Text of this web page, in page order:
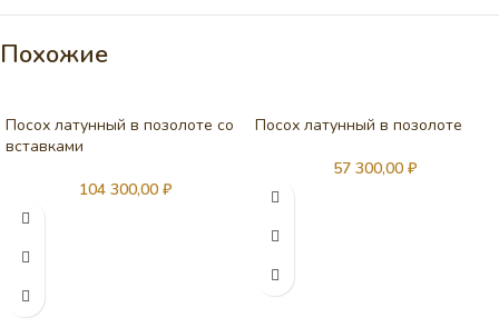
Похожие
Посох латунный в позолоте со
вставками
104 300,00 ₽
Посох латунный в позолоте
57 300,00 ₽